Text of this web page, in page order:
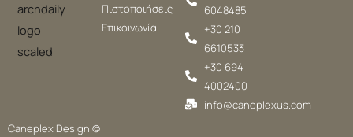
Πιστοποιήσεις
Επικοινωνία
6048485
+30 210
6610533
+30 694
4002400
info@caneplexus.com
Caneplex Design ©